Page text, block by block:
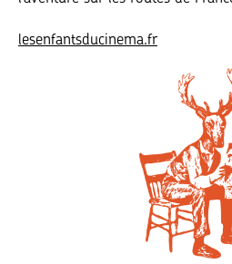
lesenfantsducinema.fr